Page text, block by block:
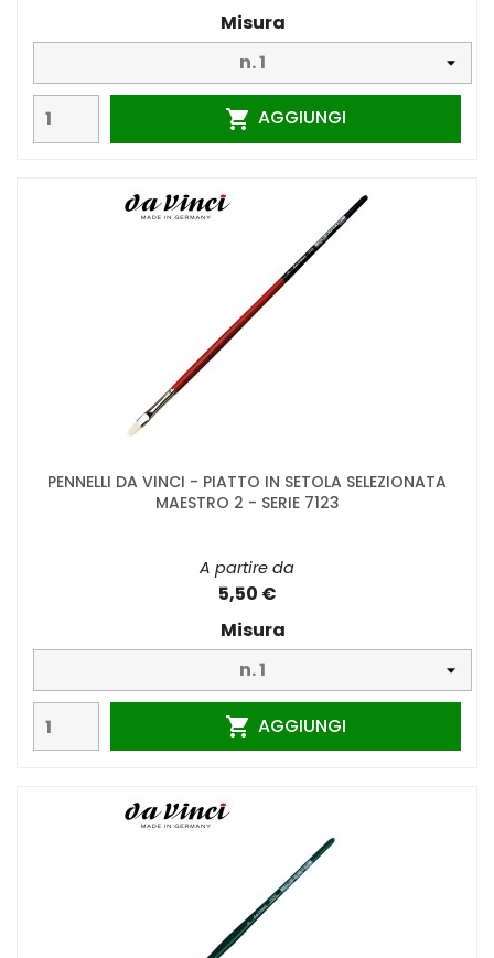
Misura
 AGGIUNGI
PENNELLI DA VINCI - PIATTO IN SETOLA SELEZIONATA
MAESTRO 2 - SERIE 7123
A partire da
5,50 €
Misura
 AGGIUNGI